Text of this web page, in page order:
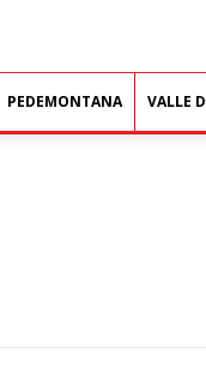
PEDEMONTANA VALLE